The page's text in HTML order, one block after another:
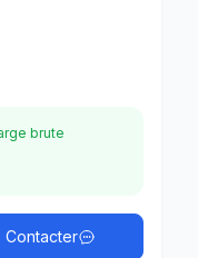
brute
Contacter